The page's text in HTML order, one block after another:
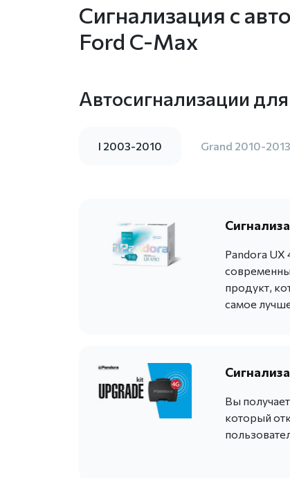
Сигнализация с
Ford C-Max
Автосигнализации
I 2003-2010 Grand 2010-2013
Pandora UX
продукт,
самое
Вы
который